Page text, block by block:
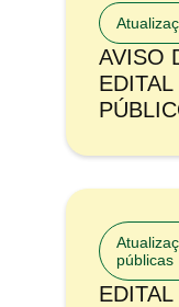
AVISO
públicas